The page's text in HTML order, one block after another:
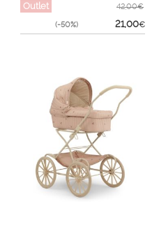
Outlet
(-50%)
42,00€
21,00€